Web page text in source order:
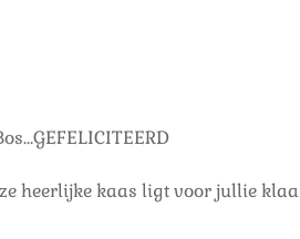
heerlijke kaas ligt voor jullie